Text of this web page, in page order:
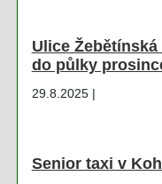
Ulice
do půlky
29.8.2025 |
Senior taxi v